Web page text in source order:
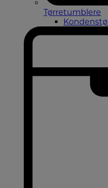
Tørretumblere